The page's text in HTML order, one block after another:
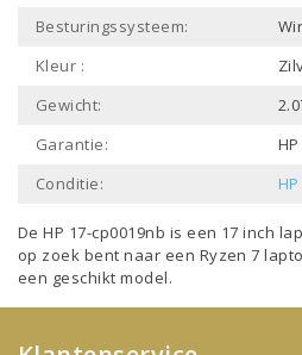
Besturingssysteem:
Kleur :
Gewicht:
Garantie:
Conditie:
De HP 17-cp0019nb is een 17 inch
op zoek bent naar een Ryzen 7
een geschikt model.